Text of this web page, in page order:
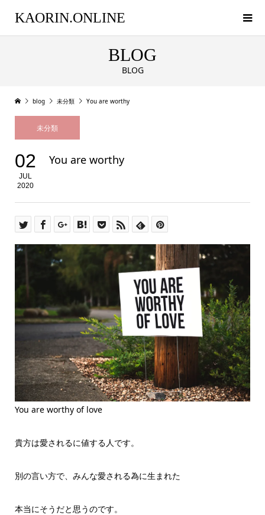
KAORIN.ONLINE
BLOG
BLOG
blog 未分類 You are worthy
未分類
02
JUL
2020
You are worthy
You are worthy of love
貴方は愛されるに値する人です。
別の言い方で、みんな愛される為に生まれた
本当にそうだと思うのです。